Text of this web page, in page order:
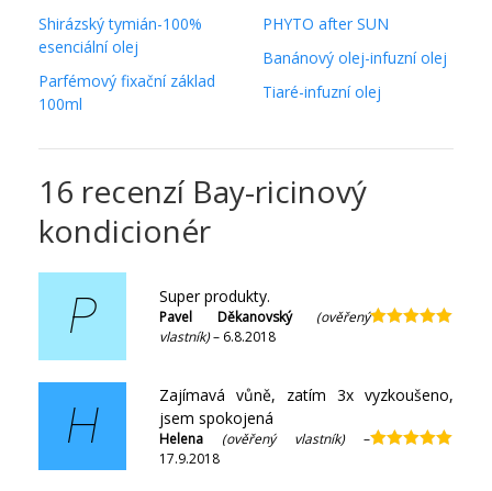
Shirázský tymián-100%
esenciální olej
Parfémový fixační základ
100ml
PHYTO after SUN
Banánový olej-infuzní olej
Tiaré-infuzní olej
16 recenzí Bay-ricinový
kondicionér
P Super produkty.
Pavel Děkanovský (ověřený
vlastník)– 6.8.2018
H
Zajímavá vůně, zatím 3x vyzkoušeno,
jsem spokojená
Helena (ověřený vlastník)
–
17.9.2018